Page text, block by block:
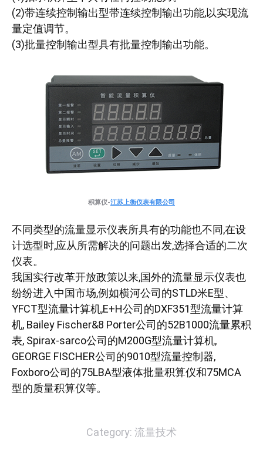
(2)带连续控制输出型带连续控制输出功能,以实现流
量定值调节。
(3)批量控制输出型具有批量控制输出功能。
积算仪-江苏上衡仪表有限公司
不同类型的流量显示仪表所具有的功能也不同,在设
计选型时,应从所需解决的问题出发,选择合适的二次
仪表。
我国实行改革开放政策以来,国外的流量显示仪表也
纷纷进入中国市场,例如横河公司的STLD米E型、
YFCT型流量计算机,E+H公司的DXF351型流量计算
机, Bailey Fischer&8 Porter公司的52B1000流量累积
表, Spirax-sarco公司的M200G型流量计算机,
GEORGE FISCHER公司的9010型流量控制器,
Foxboro公司的75LBA型液体批量积算仪和75MCA
型的质量积算仪等。
Category: 流量技术